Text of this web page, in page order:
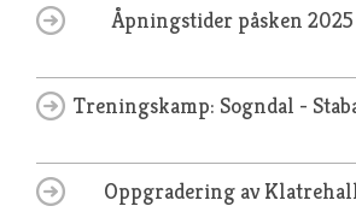
Åpningstider påsken 2025
Treningskamp: Sogndal -
Oppgradering av